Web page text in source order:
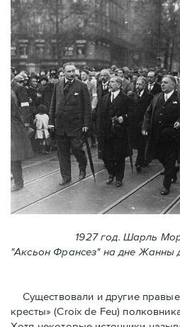
1927 год. Шарль
"Аксьон Франсез" на дне Жанны
Существовали и другие
кресты» (Croix de Feu)